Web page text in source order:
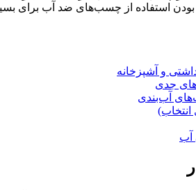
استفاده از چسب‌های ضد آب برای
و آشپزخانه
جدی
آب‌بندی
آب